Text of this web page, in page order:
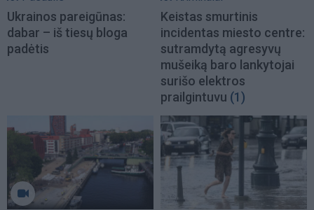
Ukrainos pareigūnas:
dabar – iš tiesų bloga
padėtis
Keistas smurtinis
incidentas miesto centre:
sutramdytą agresyvų
mušeiką baro lankytojai
surišo elektros
prailgintuvu (1)